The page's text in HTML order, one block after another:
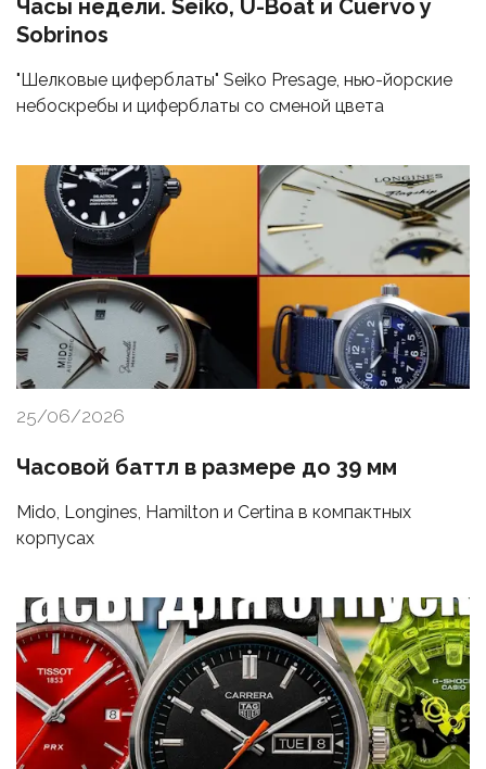
Часы недели. Seiko, U-Boat и Cuervo y
Sobrinos
"Шелковые циферблаты" Seiko Presage, нью-йорские
небоскребы и циферблаты со сменой цвета
25/06/2026
Часовой баттл в размере до 39 мм
Mido, Longines, Hamilton и Certina в компактных
корпусах